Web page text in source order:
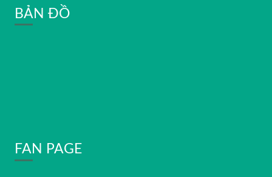
BẢN ĐỒ
FAN PAGE